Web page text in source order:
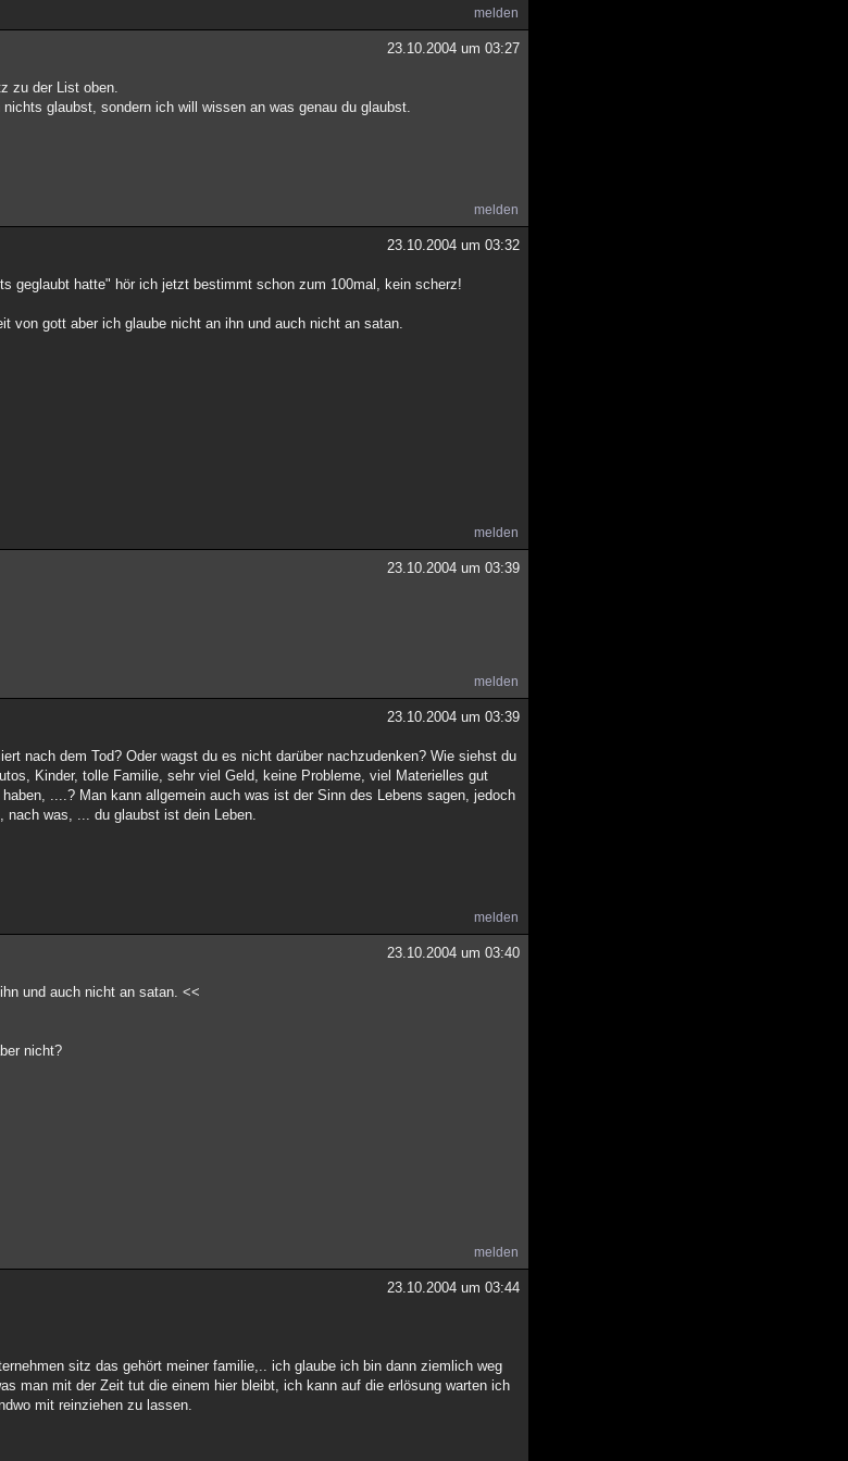
melden
23.10.2004 um 03:27
zu der List oben.
glaubst, sondern ich will wissen an was genau du glaubst.
melden
23.10.2004 um 03:32
geglaubt hatte" hör ich jetzt bestimmt schon zum 100mal, kein scherz!
von gott aber ich glaube nicht an ihn und auch nicht an satan.
melden
23.10.2004 um 03:39
melden
23.10.2004 um 03:39
nach dem Tod? Oder wagst du es nicht darüber nachzudenken? Wie siehst du
Kinder, tolle Familie, sehr viel Geld, keine Probleme, viel Materielles gut
....? Man kann allgemein auch was ist der Sinn des Lebens sagen, jedoch
nach was, ... du glaubst ist dein Leben.
melden
23.10.2004 um 03:40
und auch nicht an satan. <<
nicht?
melden
23.10.2004 um 03:44
sitz das gehört meiner familie,.. ich glaube ich bin dann ziemlich weg
man mit der Zeit tut die einem hier bleibt, ich kann auf die erlösung warten ich
mit reinziehen zu lassen.